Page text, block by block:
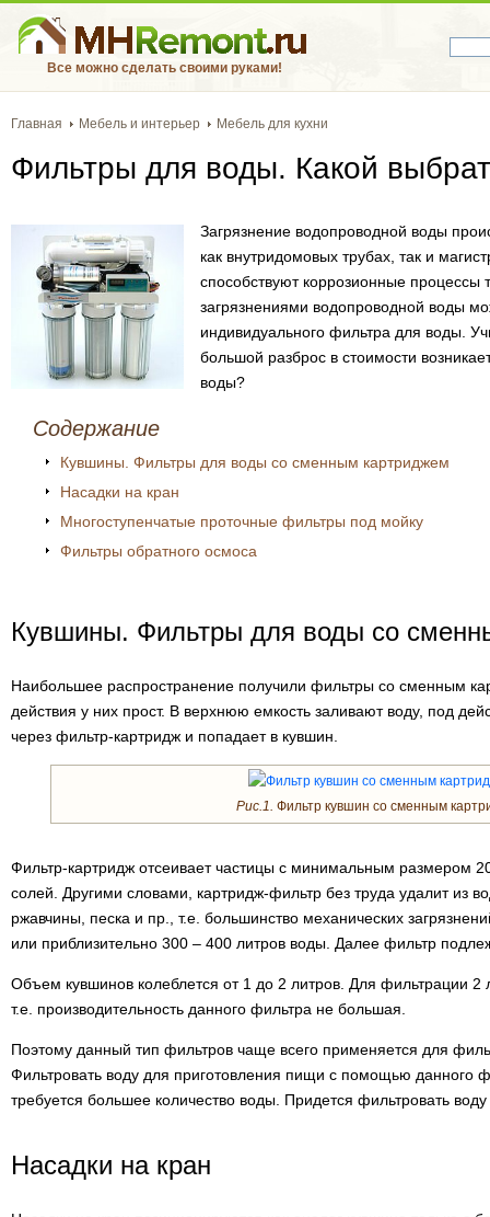
Все можно сделать своими руками!
Главная Мебель и интерьер Мебель для кухни
Фильтры для воды. Какой
Загрязнение водопроводной воды
как внутридомовых трубах, так и
способствуют коррозионные процессы
загрязнениями водопроводной воды
индивидуального фильтра для воды.
большой разброс в стоимости
воды?
Содержание
Кувшины. Фильтры для воды со сменным картриджем
Насадки на кран
Многоступенчатые проточные фильтры под мойку
Фильтры обратного осмоса
Кувшины. Фильтры для воды со
Наибольшее распространение получили фильтры со сменным
действия у них прост. В верхнюю емкость заливают воду, под
через фильтр-картридж и попадает в кувшин.
Рис.1. Фильтр кувшин со сменным
Фильтр-картридж отсеивает частицы с минимальным размером
солей. Другими словами, картридж-фильтр без труда удалит из
ржавчины, песка и пр., т.е. большинство механических
или приблизительно 300 – 400 литров воды. Далее фильтр
Объем кувшинов колеблется от 1 до 2 литров. Для фильтрации 2
т.е. производительность данного фильтра не большая.
Поэтому данный тип фильтров чаще всего применяется для
Фильтровать воду для приготовления пищи с помощью данного
требуется большее количество воды. Придется фильтровать воду
Насадки на кран